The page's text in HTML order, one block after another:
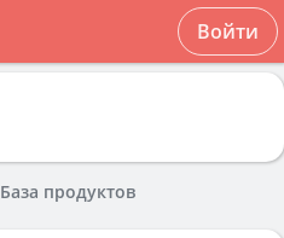
Войти
База продуктов